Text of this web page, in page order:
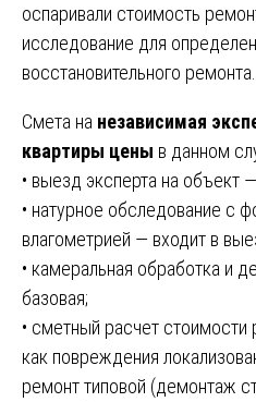
оспаривали стоимость
исследование для
восстановительного ремонта.
Смета на независимая
квартиры цены в данном
• выезд эксперта на объект
• натурное обследование с
влагометрией — входит в
• камеральная обработка и
базовая;
• сметный расчет
как повреждения
ремонт типовой (демонтаж